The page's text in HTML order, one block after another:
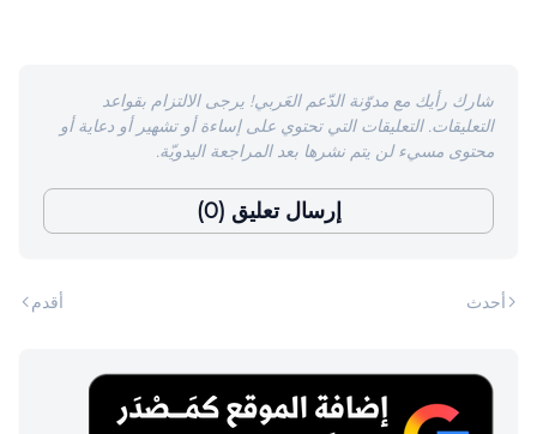
شارك رأيك مع مدوّنة الدّعم العَربي! يرجى الالتزام بقواعد
التعليقات. التعليقات التي تحتوي على إساءة أو تشهير أو دعاية أو
محتوى مسيء لن يتم نشرها بعد المراجعة اليدويّة.
إرسال تعليق (0)
أحدث أقدم